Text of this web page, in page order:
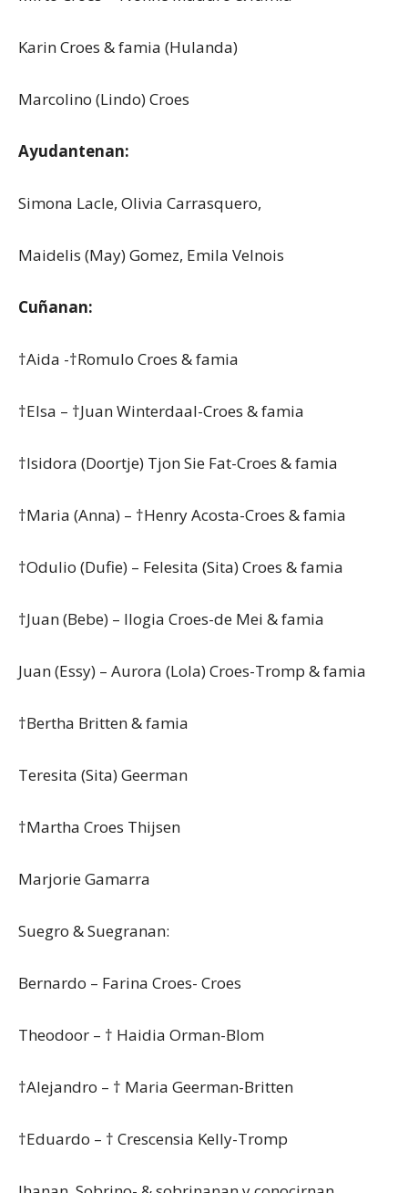
Karin Croes & famia (Hulanda)
Marcolino (Lindo) Croes
Ayudantenan:
Simona Lacle, Olivia Carrasquero,
Maidelis (May) Gomez, Emila Velnois
Cuñanan:
†Aida -†Romulo Croes & famia
†Elsa – †Juan Winterdaal-Croes & famia
†Isidora (Doortje) Tjon Sie Fat-Croes & famia
†Maria (Anna) – †Henry Acosta-Croes & famia
†Odulio (Dufie) – Felesita (Sita) Croes & famia
†Juan (Bebe) – Ilogia Croes-de Mei & famia
Juan (Essy) – Aurora (Lola) Croes-Tromp & famia
†Bertha Britten & famia
Teresita (Sita) Geerman
†Martha Croes Thijsen
Marjorie Gamarra
Suegro & Suegranan:
Bernardo – Farina Croes- Croes
Theodoor – † Haidia Orman-Blom
†Alejandro – † Maria Geerman-Britten
†Eduardo – † Crescensia Kelly-Tromp